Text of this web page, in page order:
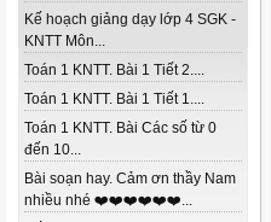
Kế hoạch giảng dạy lớp 4 SGK -
KNTT Môn...
Toán 1 KNTT. Bài 1 Tiết 2....
Toán 1 KNTT. Bài 1 Tiết 1....
Toán 1 KNTT. Bài Các số từ 0
đến 10...
Bài soạn hay. Cảm ơn thầy Nam
nhiều nhé ❤️❤️❤️❤️❤️❤️...